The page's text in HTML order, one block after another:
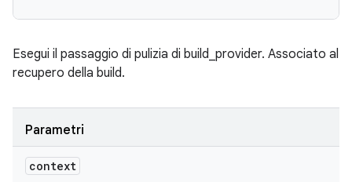
Esegui il passaggio di pulizia di build_provider. Associato al
recupero della build.
Parametri
context